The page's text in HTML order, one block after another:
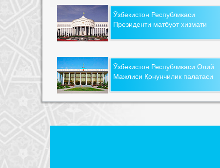
Ўзбекистон Республикаси
Президенти матбуот хизмати
Ўзбекистон Республикаси Олий
Мажлиси Қонунчилик палатаси